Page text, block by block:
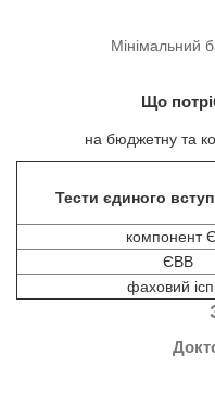
Мінімальний
Що
на бюджетну та
Тести єдиного
компонент
ЄВВ
фаховий